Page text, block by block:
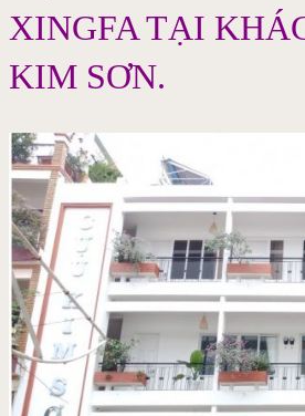
XINGFA TẠI
KIM SƠN.